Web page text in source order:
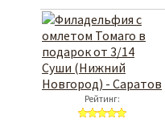
Рейтинг: